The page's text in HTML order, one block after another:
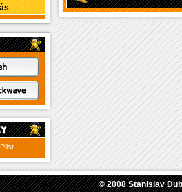
© 2008Stanislav